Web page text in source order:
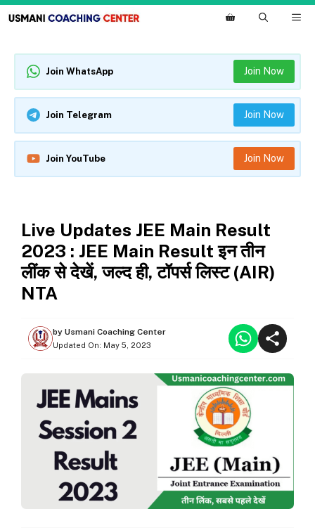
Skip
to
Join WhatsApp Join Now
Join Telegram Join Now
Join YouTube Join Now
Live Updates JEE Main Result
2023 : JEE Main Result इन तीन
लींक से देखें, जल्द ही, टॉपर्स लिस्ट (AIR)
NTA
by Usmani Coaching Center
Updated On: May 5, 2023